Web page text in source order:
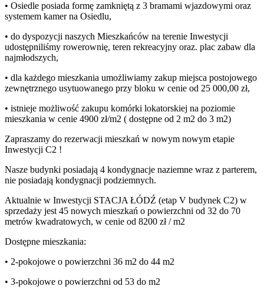
• Osiedle posiada formę zamkniętą z 3 bramami wjazdowymi oraz
systemem kamer na Osiedlu,
• do dyspozycji naszych Mieszkańców na terenie Inwestycji
udostępniliśmy rowerownię, teren rekreacyjny oraz. plac zabaw dla
najmłodszych,
• dla każdego mieszkania umożliwiamy zakup miejsca postojowego
zewnętrznego usytuowanego przy bloku w cenie od 25 000,00 zł,
• istnieje możliwość zakupu komórki lokatorskiej na poziomie
mieszkania w cenie 4900 zł/m2 ( dostępne od 2 m2 do 3 m2)
Zapraszamy do rezerwacji mieszkań w nowym nowym etapie
Inwestycji C2 !
Nasze budynki posiadają 4 kondygnacje naziemne wraz z parterem,
nie posiadają kondygnacji podziemnych.
Aktualnie w Inwestycji STACJA ŁÓDŹ (etap V budynek C2) w
sprzedaży jest 45 nowych mieszkań o powierzchni od 32 do 70
metrów kwadratowych, w cenie od 8200 zł / m2
Dostępne mieszkania:
• 2-pokojowe o powierzchni 36 m2 do 44 m2
• 3-pokojowe o powierzchni od 53 do m2